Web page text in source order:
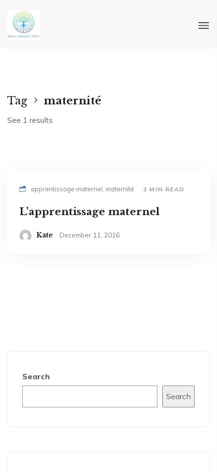
Tag maternité
See 1 results
apprentissage maternel, maternité 2 MIN READ
L’apprentissage maternel
Kate December 11, 2016
Search
Search